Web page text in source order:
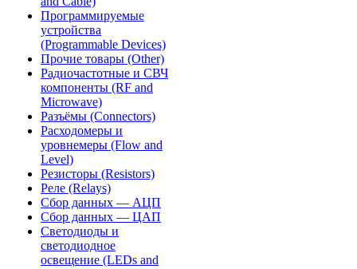
Программируемые
устройства
(Programmable Devices)
Прочие товары (Other)
Радиочастотные и СВЧ
компоненты (RF and
Microwave)
Разъёмы (Connectors)
Расходомеры и
уровнемеры (Flow and
Level)
Резисторы (Resistors)
Реле (Relays)
Сбор данных — АЦП
Сбор данных — ЦАП
Светодиоды и
светодиодное
освещение (LEDs and